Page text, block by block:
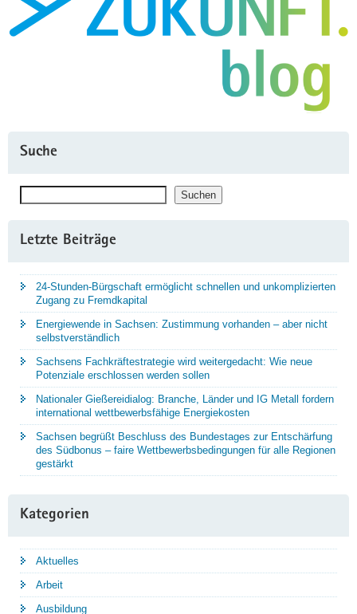
Suche
Suchen
Letzte Beiträge
24-Stunden-Bürgschaft ermöglicht schnellen und unkomplizierten
Zugang zu Fremdkapital
Energiewende in Sachsen: Zustimmung vorhanden – aber nicht
selbstverständlich
Sachsens Fachkräftestrategie wird weitergedacht: Wie neue
Potenziale erschlossen werden sollen
Nationaler Gießereidialog: Branche, Länder und IG Metall fordern
international wettbewerbsfähige Energiekosten
Sachsen begrüßt Beschluss des Bundestages zur Entschärfung
des Südbonus – faire Wettbewerbsbedingungen für alle Regionen
gestärkt
Kategorien
Aktuelles
Arbeit
Ausbildung